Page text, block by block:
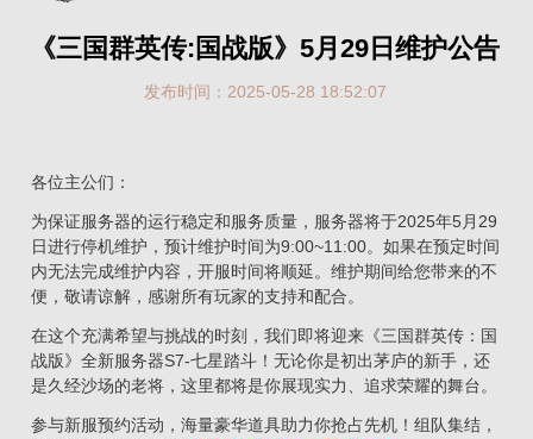
《三国群英传:国战版》5月29日维护公告
发布时间：2025-05-28 18:52:07
各位主公们：
为保证服务器的运行稳定和服务质量，服务器将于2025年5月29
日进行停机维护，预计维护时间为9:00~11:00。如果在预定时间
内无法完成维护内容，开服时间将顺延。维护期间给您带来的不
便，敬请谅解，感谢所有玩家的支持和配合。
在这个充满希望与挑战的时刻，我们即将迎来《三国群英传：国
战版》全新服务器S7-七星踏斗！无论你是初出茅庐的新手，还
是久经沙场的老将，这里都将是你展现实力、追求荣耀的舞台。
参与新服预约活动，海量豪华道具助力你抢占先机！组队集结，